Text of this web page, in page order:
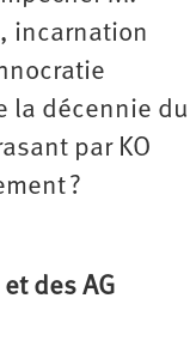
incarnation
la décennie du
par KO
?
des AG